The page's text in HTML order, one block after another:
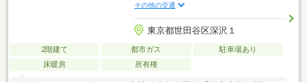
その他の交通
東京都世田谷区深沢１
2階建て 都市ガス
駐車場あり
床暖房
所有権